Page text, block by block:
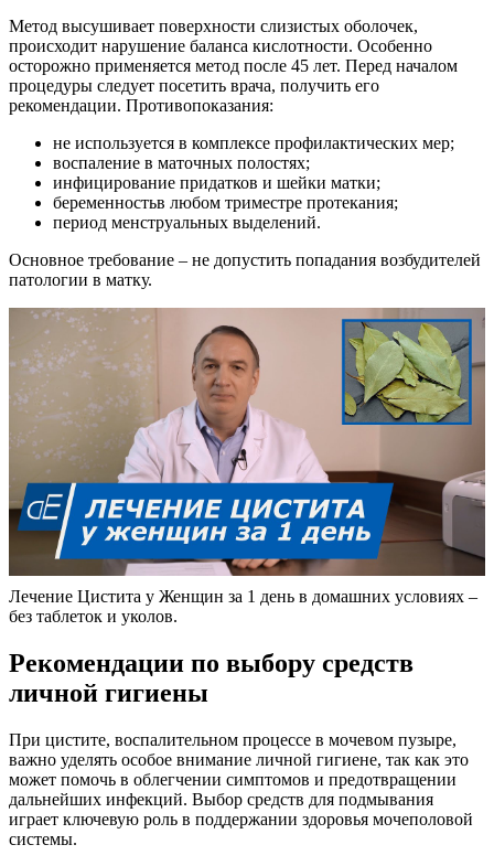
Метод высушивает поверхности слизистых оболочек,
происходит нарушение баланса кислотности. Особенно
осторожно применяется метод после 45 лет. Перед началом
процедуры следует посетить врача, получить его
рекомендации. Противопоказания:
не используется в комплексе профилактических мер;
воспаление в маточных полостях;
инфицирование придатков и шейки матки;
беременностьв любом триместре протекания;
период менструальных выделений.
Основное требование – не допустить попадания возбудителей
патологии в матку.
Лечение Цистита у Женщин за 1 день в домашних условиях –
без таблеток и уколов.
Рекомендации по выбору средств
личной гигиены
При цистите, воспалительном процессе в мочевом пузыре,
важно уделять особое внимание личной гигиене, так как это
может помочь в облегчении симптомов и предотвращении
дальнейших инфекций. Выбор средств для подмывания
играет ключевую роль в поддержании здоровья мочеполовой
системы.